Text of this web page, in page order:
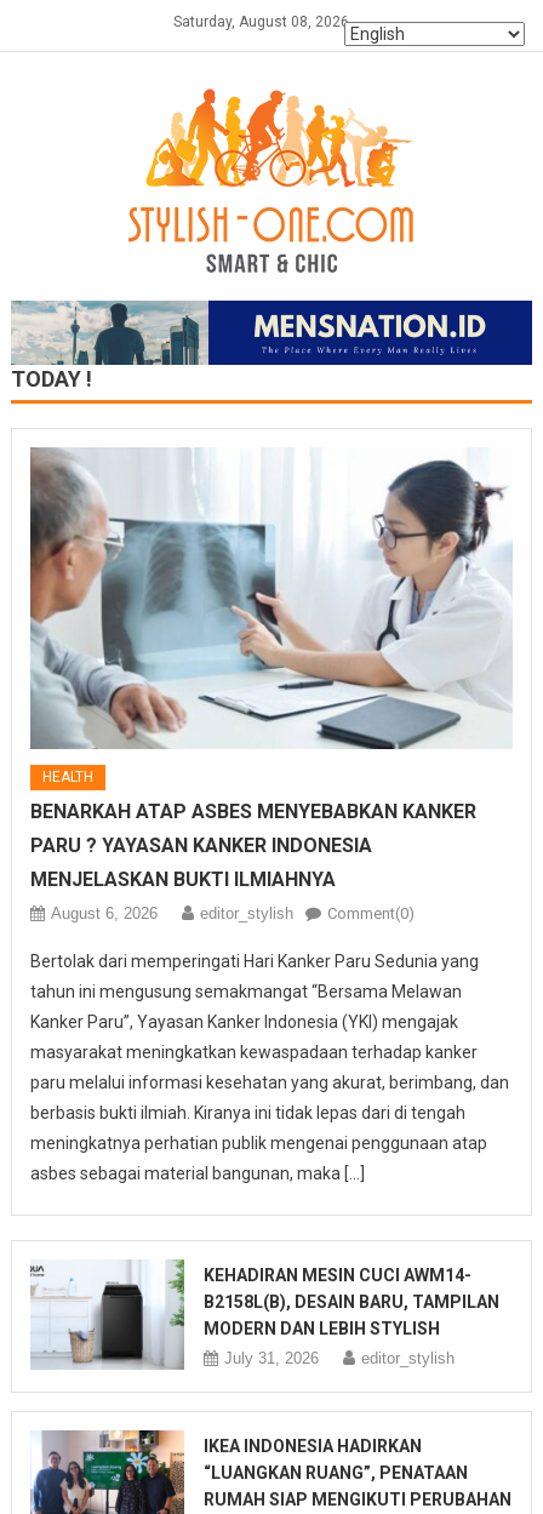
Saturday, August 08, 2026
TODAY !
HEALTH
BENARKAH ATAP ASBES MENYEBABKAN KANKER
PARU ? YAYASAN KANKER INDONESIA
MENJELASKAN BUKTI ILMIAHNYA
August 6, 2026 editor_stylish Comment(0)
Bertolak dari memperingati Hari Kanker Paru Sedunia yang
tahun ini mengusung semakmangat “Bersama Melawan
Kanker Paru”, Yayasan Kanker Indonesia (YKI) mengajak
masyarakat meningkatkan kewaspadaan terhadap kanker
paru melalui informasi kesehatan yang akurat, berimbang, dan
berbasis bukti ilmiah. Kiranya ini tidak lepas dari di tengah
meningkatnya perhatian publik mengenai penggunaan atap
asbes sebagai material bangunan, maka […]
KEHADIRAN MESIN CUCI AWM14-
B2158L(B), DESAIN BARU, TAMPILAN
MODERN DAN LEBIH STYLISH
July 31, 2026 editor_stylish
IKEA INDONESIA HADIRKAN
“LUANGKAN RUANG”, PENATAAN
RUMAH SIAP MENGIKUTI PERUBAHAN